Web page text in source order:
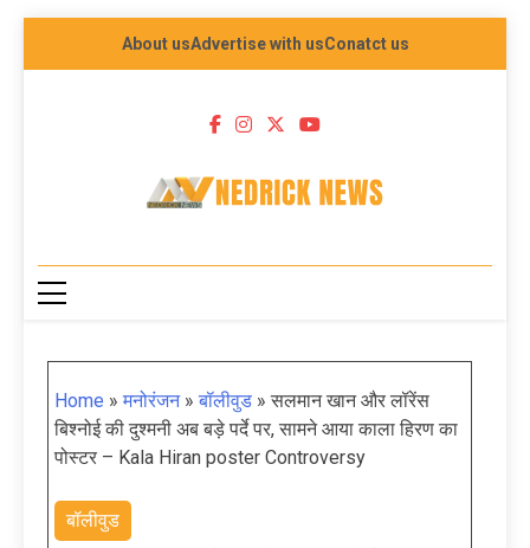
About usAdvertise with usConatct us
NEDRICK NEWS
Home »मनोरंजन»बॉलीवुड »सलमान खान और लॉरेंस
बिश्नोई की दुश्मनी अब बड़े पर्दे पर, सामने आया काला हिरण का
पोस्टर – Kala Hiran poster Controversy
बॉलीवुड